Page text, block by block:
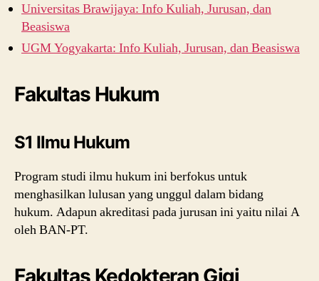
Universitas Brawijaya: Info Kuliah, Jurusan, dan
Beasiswa
UGM Yogyakarta: Info Kuliah, Jurusan, dan Beasiswa
Fakultas Hukum
S1 Ilmu Hukum
Program studi ilmu hukum ini berfokus untuk
menghasilkan lulusan yang unggul dalam bidang
hukum. Adapun akreditasi pada jurusan ini yaitu nilai A
oleh BAN-PT.
Fakultas Kedokteran Gigi